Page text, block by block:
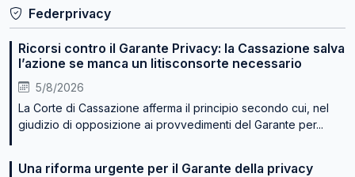
Federprivacy
Ricorsi contro il Garante Privacy: la Cassazione salva
l’azione se manca un litisconsorte necessario
5/8/2026
La Corte di Cassazione afferma il principio secondo cui, nel
giudizio di opposizione ai provvedimenti del Garante per...
Una riforma urgente per il Garante della privacy